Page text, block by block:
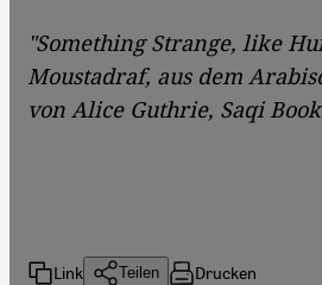
"Something Strange, like
Moustadraf, aus dem
von Alice Guthrie, Saqi
Link Teilen Drucken